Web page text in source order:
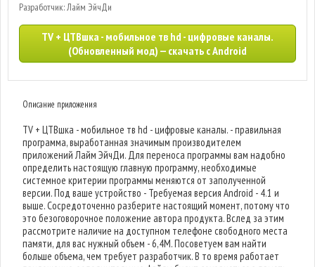
Разработчик: Лайм ЭйчДи
TV + ЦТВшка - мобильное тв hd - цифровые каналы.
(Обновленный мод) — скачать с Android
Описание приложения
TV + ЦТВшка - мобильное тв hd - цифровые каналы. - правильная
программа, выработанная значимым производителем
приложений Лайм ЭйчДи. Для переноса программы вам надобно
определить настоящую главную программу, необходимые
системное критерии программы меняются от заполученной
версии. Под ваше устройство - Требуемая версия Android - 4.1 и
выше. Сосредоточенно разберите настоящий момент, потому что
это безоговорочное положение автора продукта. Вслед за этим
рассмотрите наличие на доступном телефоне свободного места
памяти, для вас нужный объем - 6,4M. Посоветуем вам найти
больше объема, чем требует разработчик. В то время работает